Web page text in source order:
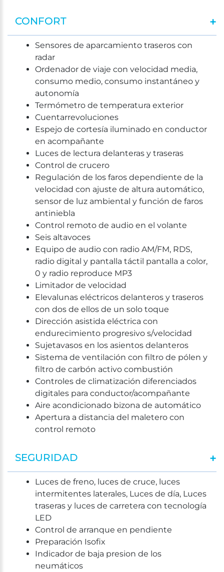
CONFORT
Sensores de aparcamiento traseros con
radar
Ordenador de viaje con velocidad media,
consumo medio, consumo instantáneo y
autonomía
Termómetro de temperatura exterior
Cuentarrevoluciones
Espejo de cortesía iluminado en conductor
en acompañante
Luces de lectura delanteras y traseras
Control de crucero
Regulación de los faros dependiente de la
velocidad con ajuste de altura automático,
sensor de luz ambiental y función de faros
antiniebla
Control remoto de audio en el volante
Seis altavoces
Equipo de audio con radio AM/FM, RDS,
radio digital y pantalla táctil pantalla a color,
0 y radio reproduce MP3
Limitador de velocidad
Elevalunas eléctricos delanteros y traseros
con dos de ellos de un solo toque
Dirección asistida eléctrica con
endurecimiento progresivo s/velocidad
Sujetavasos en los asientos delanteros
Sistema de ventilación con filtro de pólen y
filtro de carbón activo combustión
Controles de climatización diferenciados
digitales para conductor/acompañante
Aire acondicionado bizona de automático
Apertura a distancia del maletero con
control remoto
SEGURIDAD
Luces de freno, luces de cruce, luces
intermitentes laterales, Luces de día, Luces
traseras y luces de carretera con tecnología
LED
Control de arranque en pendiente
Preparación Isofix
Indicador de baja presion de los
neumáticos